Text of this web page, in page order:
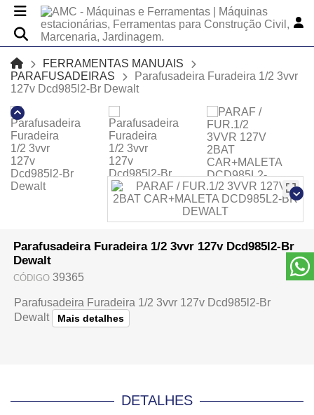
FERRAMENTAS MANUAIS
PARAFUSADEIRAS
Parafusadeira Furadeira 1/2 3vvr
127v Dcd985l2-Br Dewalt
Parafusadeira Furadeira 1/2 3vvr 127v Dcd985l2-Br
Dewalt
CÓDIGO 39365
Parafusadeira Furadeira 1/2 3vvr 127v Dcd985l2-Br
Dewalt
Mais detalhes
DETALHES